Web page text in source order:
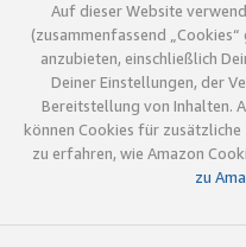
Auf dieser Website
(zusammenfassend
anzubieten, einschließlich
Deiner Einstellungen, der
Bereitstellung von Inhalten.
können Cookies für
zu erfahren, wie Amazon
zu